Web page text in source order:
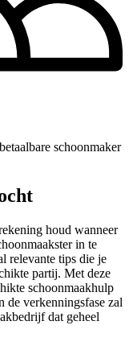
schoonmaker
houd wanneer
in te
relevante tips die je
partij. Met deze
schoonmaakhulp
verkenningsfase zal
dat geheel